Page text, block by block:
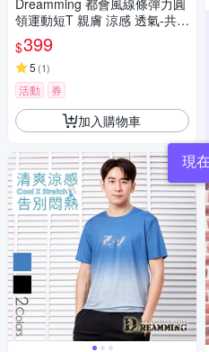
Dreamming 都會風線條彈力圓
領運動短T 親膚 涼感 透氣-共二
色
$399
5 (1)
活動 券
加入購物車